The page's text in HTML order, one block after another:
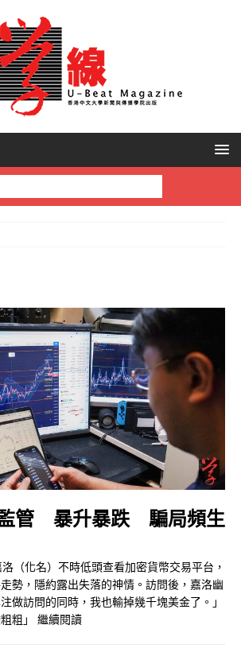
管 暴升暴跌 騙局頻生
（化名）不時低頭查看加密貨幣交易平台，
勢，隱約露出失落的神情。訪問後，嘉洛幽
做訪問的同時，我也輸掉幾千塊美金了。」
粗」 繼續閱讀